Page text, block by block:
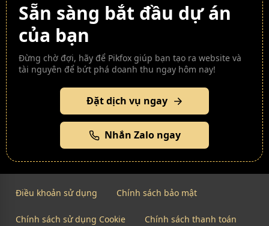
Sẵn sàng bắt đầu dự án
của bạn
Đừng chờ đợi, hãy để Pikfox giúp bạn tạo ra website và
tài nguyên để bứt phá doanh thu ngay hôm nay!
Đặt dịch vụ ngay
Nhắn Zalo ngay
Điều khoản sử dụng Chính sách bảo mật
Chính sách sử dụng Cookie Chính sách thanh toán